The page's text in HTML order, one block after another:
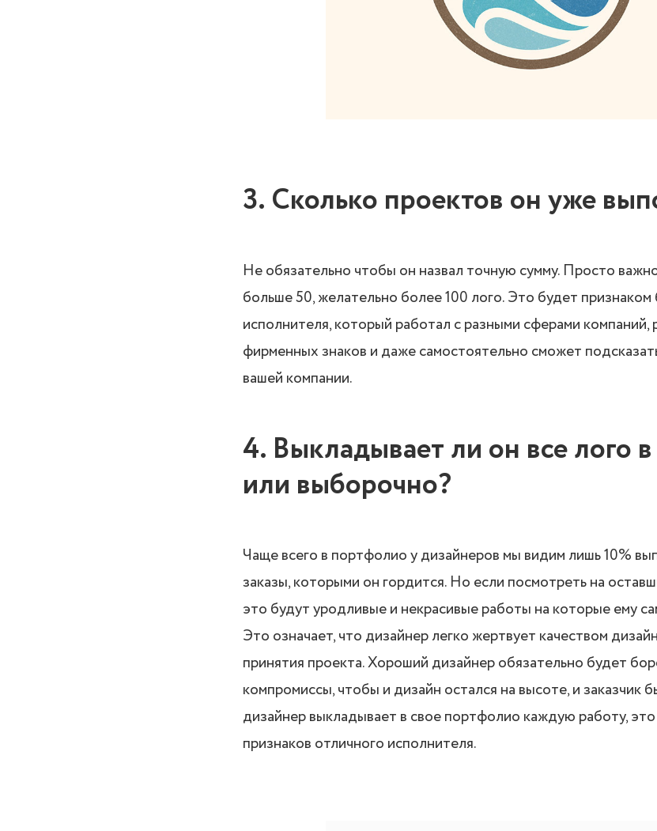
3. Сколько проектов он уже
Не обязательно чтобы он назвал точную сумму. Просто
больше 50, желательно более 100 лого. Это будет
исполнителя, который работал с разными сферами компаний,
фирменных знаков и даже самостоятельно сможет
вашей компании.
4. Выкладывает ли он все лого
или выборочно?
Чаще всего в портфолио у дизайнеров мы видим лишь 10%
заказы, которыми он гордится. Но если посмотреть на
это будут уродливые и некрасивые работы на которые ему
Это означает, что дизайнер легко жертвует качеством
принятия проекта. Хороший дизайнер обязательно будет
компромиссы, чтобы и дизайн остался на высоте, и заказчик
дизайнер выкладывает в свое портфолио каждую работу,
признаков отличного исполнителя.